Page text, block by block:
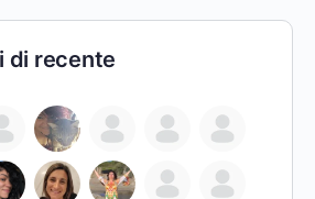
di recente